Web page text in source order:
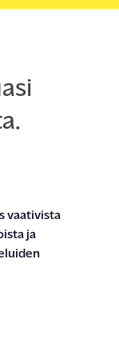
vaativista
ja
iden